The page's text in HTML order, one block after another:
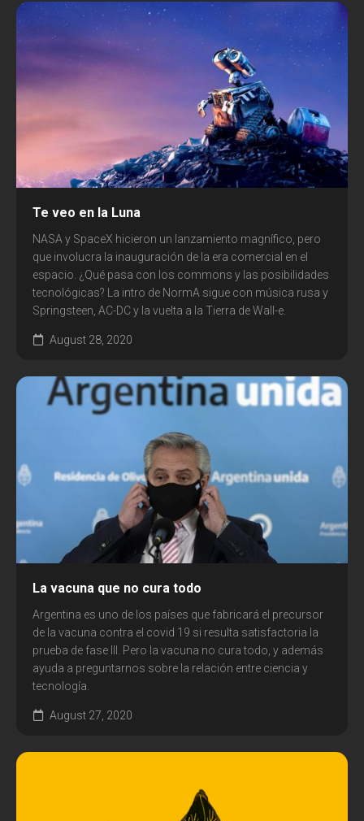
Te veo en la Luna
NASA y SpaceX hicieron un lanzamiento magnífico, pero
que involucra la inauguración de la era comercial en el
espacio. ¿Qué pasa con los commons y las posibilidades
tecnológicas? La intro de NormA sigue con música rusa y
Springsteen, AC-DC y la vuelta a la Tierra de Wall-e.
August 28, 2020
La vacuna que no cura todo
Argentina es uno de los países que fabricará el precursor
de la vacuna contra el covid 19 si resulta satisfactoria la
prueba de fase III. Pero la vacuna no cura todo, y además
ayuda a preguntarnos sobre la relación entre ciencia y
tecnología.
August 27, 2020